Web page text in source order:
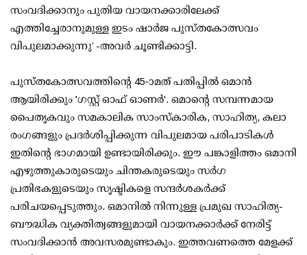
സംവദിക്കാനും പുതിയ വായനക്കാരിലേക്ക്
എത്തിച്ചേരാനുമുള്ള ഇടം ഷാർജ പുസ്തകോത്സവം
വിപുലമാക്കുന്നു’ -അവർ ചൂണ്ടിക്കാട്ടി.
പുസ്തകോത്സവത്തിന്റെ 45-ാമത് പതിപ്പിൽ ഒമാൻ
ആയിരിക്കും 'ഗസ്റ്റ് ഓഫ് ഓണർ'. ഒമാന്റെ സമ്പന്നമായ
പൈതൃകവും സമകാലിക സാംസ്കാരിക, സാഹിത്യ, കലാ
രംഗങ്ങളും പ്രദർശിപ്പിക്കുന്ന വിപുലമായ പരിപാടികൾ
ഇതിന്റെ ഭാഗമായി ഉണ്ടായിരിക്കും. ഈ പങ്കാളിത്തം ഒമാനി
എഴുത്തുകാരുടെയും ചിന്തകരുടെയും സർഗ
പ്രതിഭകളുടെയും സൃഷ്ടികളെ സന്ദർശകർക്ക്
പരിചയപ്പെടുത്തും. ഒമാനിൽ നിന്നുള്ള പ്രമുഖ സാഹിത്യ-
ബൗദ്ധിക വ്യക്തിത്വങ്ങളുമായി വായനക്കാർക്ക് നേരിട്ട്
സംവദിക്കാൻ അവസരമുണ്ടാകും. ഇത്തവണത്തെ മേളക്ക്​